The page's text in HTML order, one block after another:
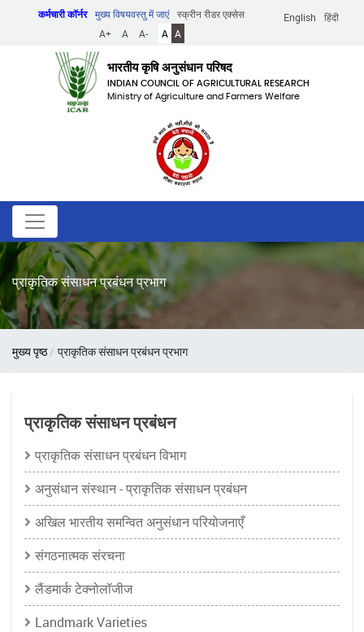
English हिंदी
कर्मचारी कॉर्नर मुख्य विषयवस्तु में जाएं
स्क्रीन रीडर एक्सेस
A+
A A- A A
भारतीय कृषि अनुसंधान परिषद
INDIAN COUNCIL OF AGRICULTURAL RESEARCH
Ministry of Agriculture and Farmers Welfare
प्राकृतिक संसाधन प्रबंधन प्रभाग
पग
मुख्य पृष्ठ प्राकृतिक संसाधन प्रबंधन प्रभाग
प्राकृतिक संसाधन प्रबंधन
प्राकृतिक संसाधन प्रबंधन विभाग
अनुसंधान संस्थान - प्राकृतिक संसाधन प्रबंधन
अखिल भारतीय समन्वित अनुसंधान परियोजनाएँ
संगठनात्मक संरचना
लैंडमार्क टेक्नोलॉजीज
Landmark Varieties